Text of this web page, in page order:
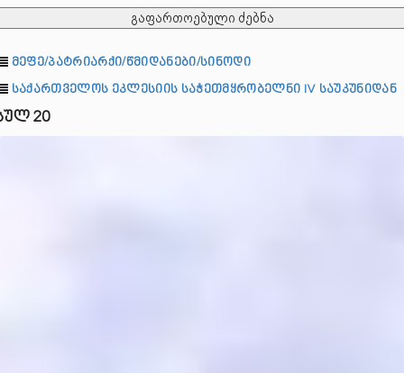
გაფართოებული ძებნა
მეფე/პატრიარქი/წმიდანები/სინოდი
საქართველოს ეკლესიის საჭეთმყრობელნი IV საუკუნიდან
20